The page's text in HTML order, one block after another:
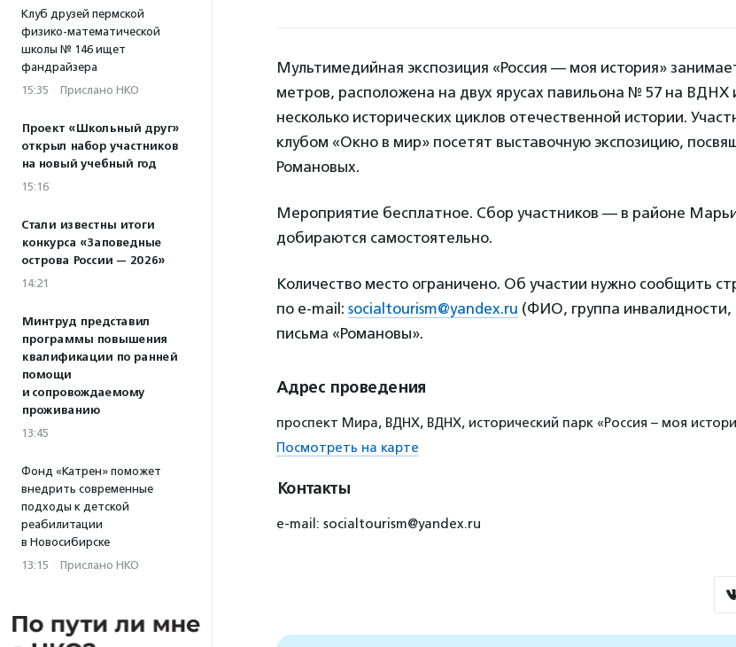
Клуб друзей пермской
физико-математической
школы № 146 ищет
фандрайзера
15:35 · Прислано НКО
Проект «Школьный друг»
открыл набор участников
на новый учебный год
15:16
Стали известны итоги
конкурса «Заповедные
острова России — 2026»
14:21
Минтруд представил
программы повышения
квалификации по ранней
помощи
и сопровождаемому
проживанию
13:45
Фонд «Катрен» поможет
внедрить современные
подходы к детской
реабилитации
в Новосибирске
13:15 · Прислано НКО
Мультимедийная экспозиция «Россия — моя история»
метров, расположена на двух ярусах павильона № 57 на ВДНХ
несколько исторических циклов отечественной истории.
клубом «Окно в мир» посетят выставочную экспозицию,
Романовых.
Мероприятие бесплатное. Сбор участников — в районе
добираются самостоятельно.
Количество место ограничено. Об участии нужно сообщить
по e-mail: socialtourism@yandex.ru (ФИО, группа инвалидности,
письма «Романовы».
Адрес проведения
проспект Мира, ВДНХ, ВДНХ, исторический парк «Россия – моя
Посмотреть на карте
Контакты
e-mail: socialtourism@yandex.ru